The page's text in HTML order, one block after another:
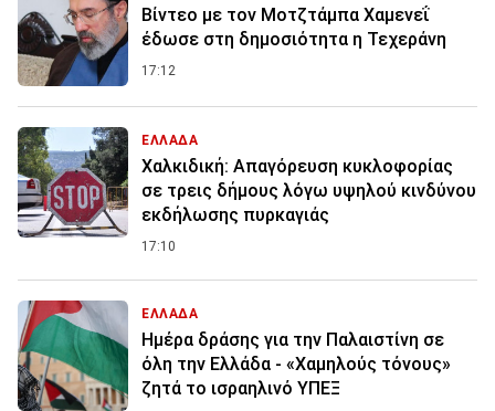
Βίντεο με τον Μοτζτάμπα Χαμενεΐ
έδωσε στη δημοσιότητα η Τεχεράνη
17:12
ΕΛΛΑΔΑ
Χαλκιδική: Απαγόρευση κυκλοφορίας
σε τρεις δήμους λόγω υψηλού κινδύνου
εκδήλωσης πυρκαγιάς
17:10
ΕΛΛΑΔΑ
Ημέρα δράσης για την Παλαιστίνη σε
όλη την Ελλάδα - «Χαμηλούς τόνους»
ζητά το ισραηλινό ΥΠΕΞ